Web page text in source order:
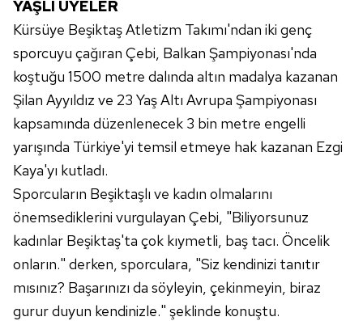
YAŞLI ÜYELER
Kürsüye Beşiktaş Atletizm Takımı'ndan iki genç
sporcuyu çağıran Çebi, Balkan Şampiyonası'nda
koştuğu 1500 metre dalında altın madalya kazanan
Şilan Ayyıldız ve 23 Yaş Altı Avrupa Şampiyonası
kapsamında düzenlenecek 3 bin metre engelli
yarışında Türkiye'yi temsil etmeye hak kazanan Ezgi
Kaya'yı kutladı.
Sporcuların Beşiktaşlı ve kadın olmalarını
önemsediklerini vurgulayan Çebi, "Biliyorsunuz
kadınlar Beşiktaş'ta çok kıymetli, baş tacı. Öncelik
onların." derken, sporculara, "Siz kendinizi tanıtır
mısınız? Başarınızı da söyleyin, çekinmeyin, biraz
gurur duyun kendinizle." şeklinde konuştu.